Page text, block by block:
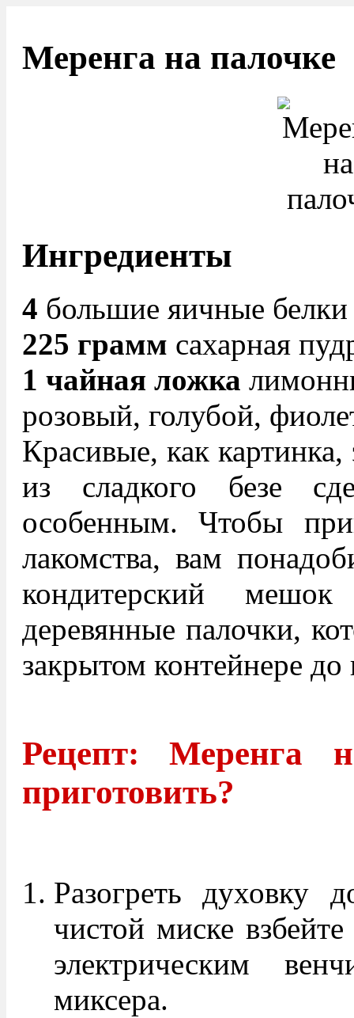
Меренга на палочке
Ингредиенты
4 большие яичные белки
225 грамм сахарная
1 чайная ложка
розовый, голубой,
Красивые, как
из сладкого безе
особенным. Чтобы
лакомства, вам
кондитерский
деревянные палочки,
закрытом контейнере до
Рецепт: Меренга
приготовить?
Разогреть
чистой миске
электрическим
миксера.